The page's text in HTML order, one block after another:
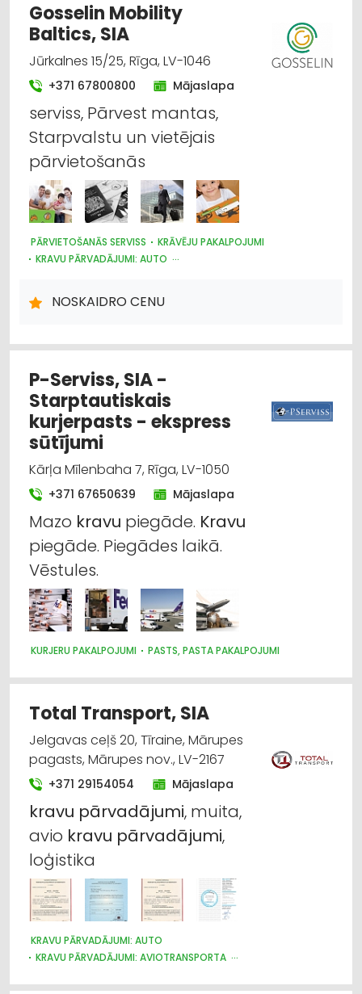
Gosselin Mobility
Baltics, SIA
Jūrkalnes 15/25, Rīga, LV-1046
+371 67800800 Mājaslapa
serviss, Pārvest mantas,
Starpvalstu un vietējais
pārvietošanās
PĀRVIETOŠANĀS SERVISS
KRĀVĒJU PAKALPOJUMI
KRAVU PĀRVADĀJUMI: AUTO
KRAVU PĀRVADĀJUMI: KUĢU
LOĢISTIKA
PAKALPOJUMI EKSPATRIANTIEM
NOSKAIDRO CENU
P-Serviss, SIA -
Starptautiskais
kurjerpasts - ekspress
sūtījumi
Kārļa Mīlenbaha 7, Rīga, LV-1050
+371 67650639 Mājaslapa
Mazo kravu piegāde. Kravu
piegāde. Piegādes laikā.
Vēstules.
KURJERU PAKALPOJUMI PASTS, PASTA PAKALPOJUMI
Total Transport, SIA
Jelgavas ceļš 20, Tīraine, Mārupes
pagasts, Mārupes nov., LV-2167
+371 29154054 Mājaslapa
kravu pārvadājumi, muita,
avio kravu pārvadājumi,
loģistika
KRAVU PĀRVADĀJUMI: AUTO
KRAVU PĀRVADĀJUMI: AVIOTRANSPORTA